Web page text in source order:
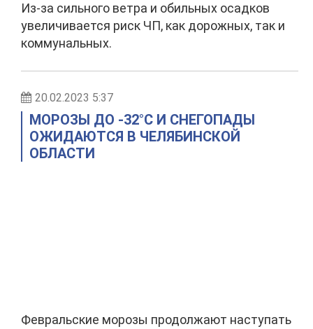
Из-за сильного ветра и обильных осадков
увеличивается риск ЧП, как дорожных, так и
коммунальных.
20.02.2023 5:37
МОРОЗЫ ДО -32°C И СНЕГОПАДЫ
ОЖИДАЮТСЯ В ЧЕЛЯБИНСКОЙ
ОБЛАСТИ
Февральские морозы продолжают наступать